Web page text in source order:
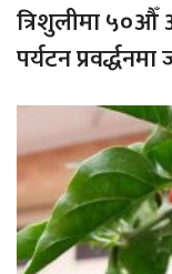
त्रिशुलीमा ५०औँ
पर्यटन